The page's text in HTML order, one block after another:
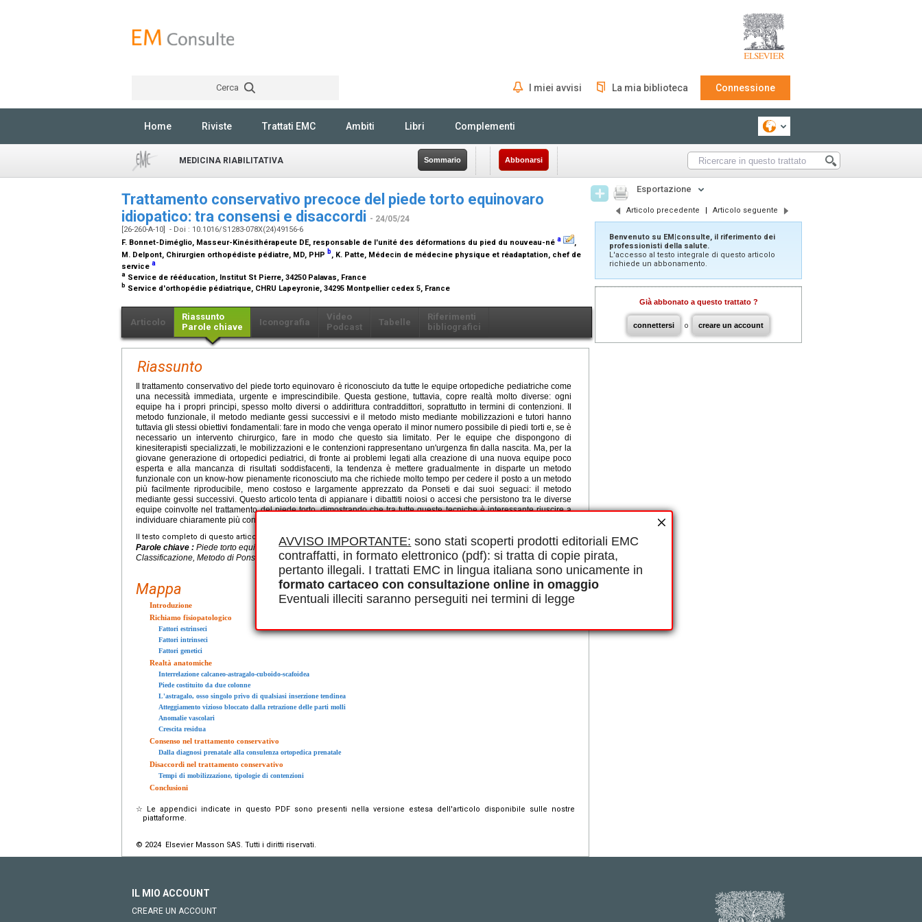
AVVISO IMPORTANTE: sono stati scoperti prodotti editoriali EMC
contraffatti, in formato elettronico (pdf): si tratta di copie pirata,
pertanto illegali. I trattati EMC in lingua italiana sono unicamente in
formato cartaceo con consultazione online in omaggio
Eventuali illeciti saranno perseguiti nei termini di legge
Cerca I miei avvisi La mia biblioteca Connessione
Home Riviste Trattati EMC Ambiti Libri Complementi
MEDICINA RIABILITATIVA Sommario Abbonarsi
Trattamento conservativo precoce del piede torto equinovaro
idiopatico: tra consensi e disaccordi - 24/05/24
[26-260-A-10] - Doi : 10.1016/S1283-078X(24)49156-6
F. Bonnet-Diméglio, Masseur-Kinésithérapeute DE, responsable de l'unité des déformations du pied du nouveau-né a
,
M. Delpont, Chirurgien orthopédiste pédiatre, MD, PHP b, K. Patte, Médecin de médecine physique et réadaptation, chef de
service a
a Service de rééducation, Institut St Pierre, 34250 Palavas, France
b Service d'orthopédie pédiatrique, CHRU Lapeyronie, 34295 Montpellier cedex 5, France
Articolo
Riassunto
Parole chiave
Iconografia
Video
Podcast
Tabelle
Riferimenti
bibliografici
Riassunto
Il trattamento conservativo del piede torto equinovaro è riconosciuto da tutte le equipe ortopediche pediatriche come
una necessità immediata, urgente e imprescindibile. Questa gestione, tuttavia, copre realtà molto diverse: ogni
equipe ha i propri principi, spesso molto diversi o addirittura contraddittori, soprattutto in termini di contenzioni. Il
metodo funzionale, il metodo mediante gessi successivi e il metodo misto mediante mobilizzazioni e tutori hanno
tuttavia gli stessi obiettivi fondamentali: fare in modo che venga operato il minor numero possibile di piedi torti e, se è
necessario un intervento chirurgico, fare in modo che questo sia limitato. Per le equipe che dispongono di
kinesiterapisti specializzati, le mobilizzazioni e le contenzioni rappresentano un'urgenza fin dalla nascita. Ma, per la
giovane generazione di ortopedici pediatrici, di fronte ai problemi legati alla creazione di una nuova equipe poco
esperta e alla mancanza di risultati soddisfacenti, la tendenza è mettere gradualmente in disparte un metodo
funzionale con un know-how pienamente riconosciuto ma che richiede molto tempo per cedere il posto a un metodo
più facilmente riproducibile, meno costoso e largamente apprezzato da Ponseti e dai suoi seguaci: il metodo
mediante gessi successivi. Questo articolo tenta di appianare i dibattiti noiosi o accesi che persistono tra le diverse
equipe coinvolte nel trattamento del piede torto, dimostrando che tra tutte queste tecniche è interessante riuscire a
individuare chiaramente più consensi che disaccordi.
Il testo completo di questo articolo è disponibile in PDF.
Parole chiave : Piede torto equinovaro, Trattamento conservativo, Mobilizzazioni, Contenzioni, Studi comparativi,
Classificazione, Metodo di Ponseti
Mappa
Introduzione
Richiamo fisiopatologico
Fattori estrinseci
Fattori intrinseci
Fattori genetici
Realtà anatomiche
Interrelazione calcaneo-astragalo-cuboido-scafoidea
Piede costituito da due colonne
L'astragalo, osso singolo privo di qualsiasi inserzione tendinea
Atteggiamento vizioso bloccato dalla retrazione delle parti molli
Anomalie vascolari
Crescita residua
Consenso nel trattamento conservativo
Dalla diagnosi prenatale alla consulenza ortopedica prenatale
Disaccordi nel trattamento conservativo
Tempi di mobilizzazione, tipologie di contenzioni
Conclusioni
☆
Le appendici indicate in questo PDF sono presenti nella versione estesa dell'articolo disponibile sulle nostre
piattaforme.
© 2024 Elsevier Masson SAS. Tutti i diritti riservati.
Esportazione
Articolo precedente | Articolo seguente
Benvenuto su EM|consulte, il riferimento dei
professionisti della salute.
L'accesso al testo integrale di questo articolo
richiede un abbonamento.
Già abbonato a questo trattato ?
connettersi o creare un account
IL MIO ACCOUNT
CREARE UN ACCOUNT